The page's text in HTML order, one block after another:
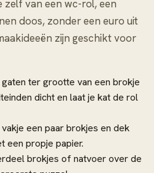
zelf van een wc-rol, een
doos, zonder een euro uit
zijn geschikt voor
ter grootte van een brokje
dicht en laat je kat de rol
een paar brokjes en dek
een propje papier.
brokjes of natvoer over de